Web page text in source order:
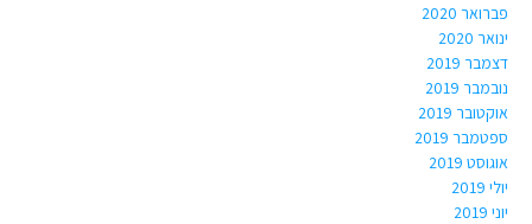
פברואר 2020
ינואר 2020
דצמבר 2019
נובמבר 2019
אוקטובר 2019
ספטמבר 2019
אוגוסט 2019
יולי 2019
יוני 2019